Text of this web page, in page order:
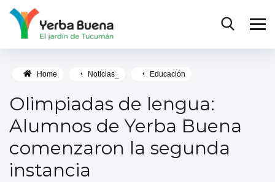
Home Noticias_ Educación
Olimpiadas de lengua:
Alumnos de Yerba Buena
comenzaron la segunda
instancia